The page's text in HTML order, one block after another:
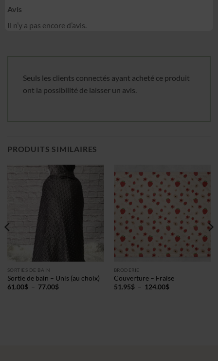
Avis
Il n’y a pas encore d’avis.
Seuls les clients connectés ayant acheté ce produit
ont la possibilité de laisser un avis.
PRODUITS SIMILAIRES
SORTIES DE BAIN
Sortie de bain – Unis (au choix)
61.00$ – 77.00$Plage
BRODERIE
Couverture – Fraise
51.95$ – 124.00$Plage